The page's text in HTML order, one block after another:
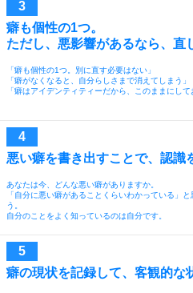
癖も個性の1つ。
ただし、悪影響があるなら、直
「癖も個性の1つ。別に直す必要はない」
「癖がなくなると、自分らしさまで消えてしまう」
「癖はアイデンティティーだから、このままにして
悪い癖を書き出すことで、認識
あなたは今、どんな悪い癖がありますか。
「自分に悪い癖があることくらいわかっている」
う。
自分のことをよく知っているのは自分です。
癖の現状を記録して、客観的な